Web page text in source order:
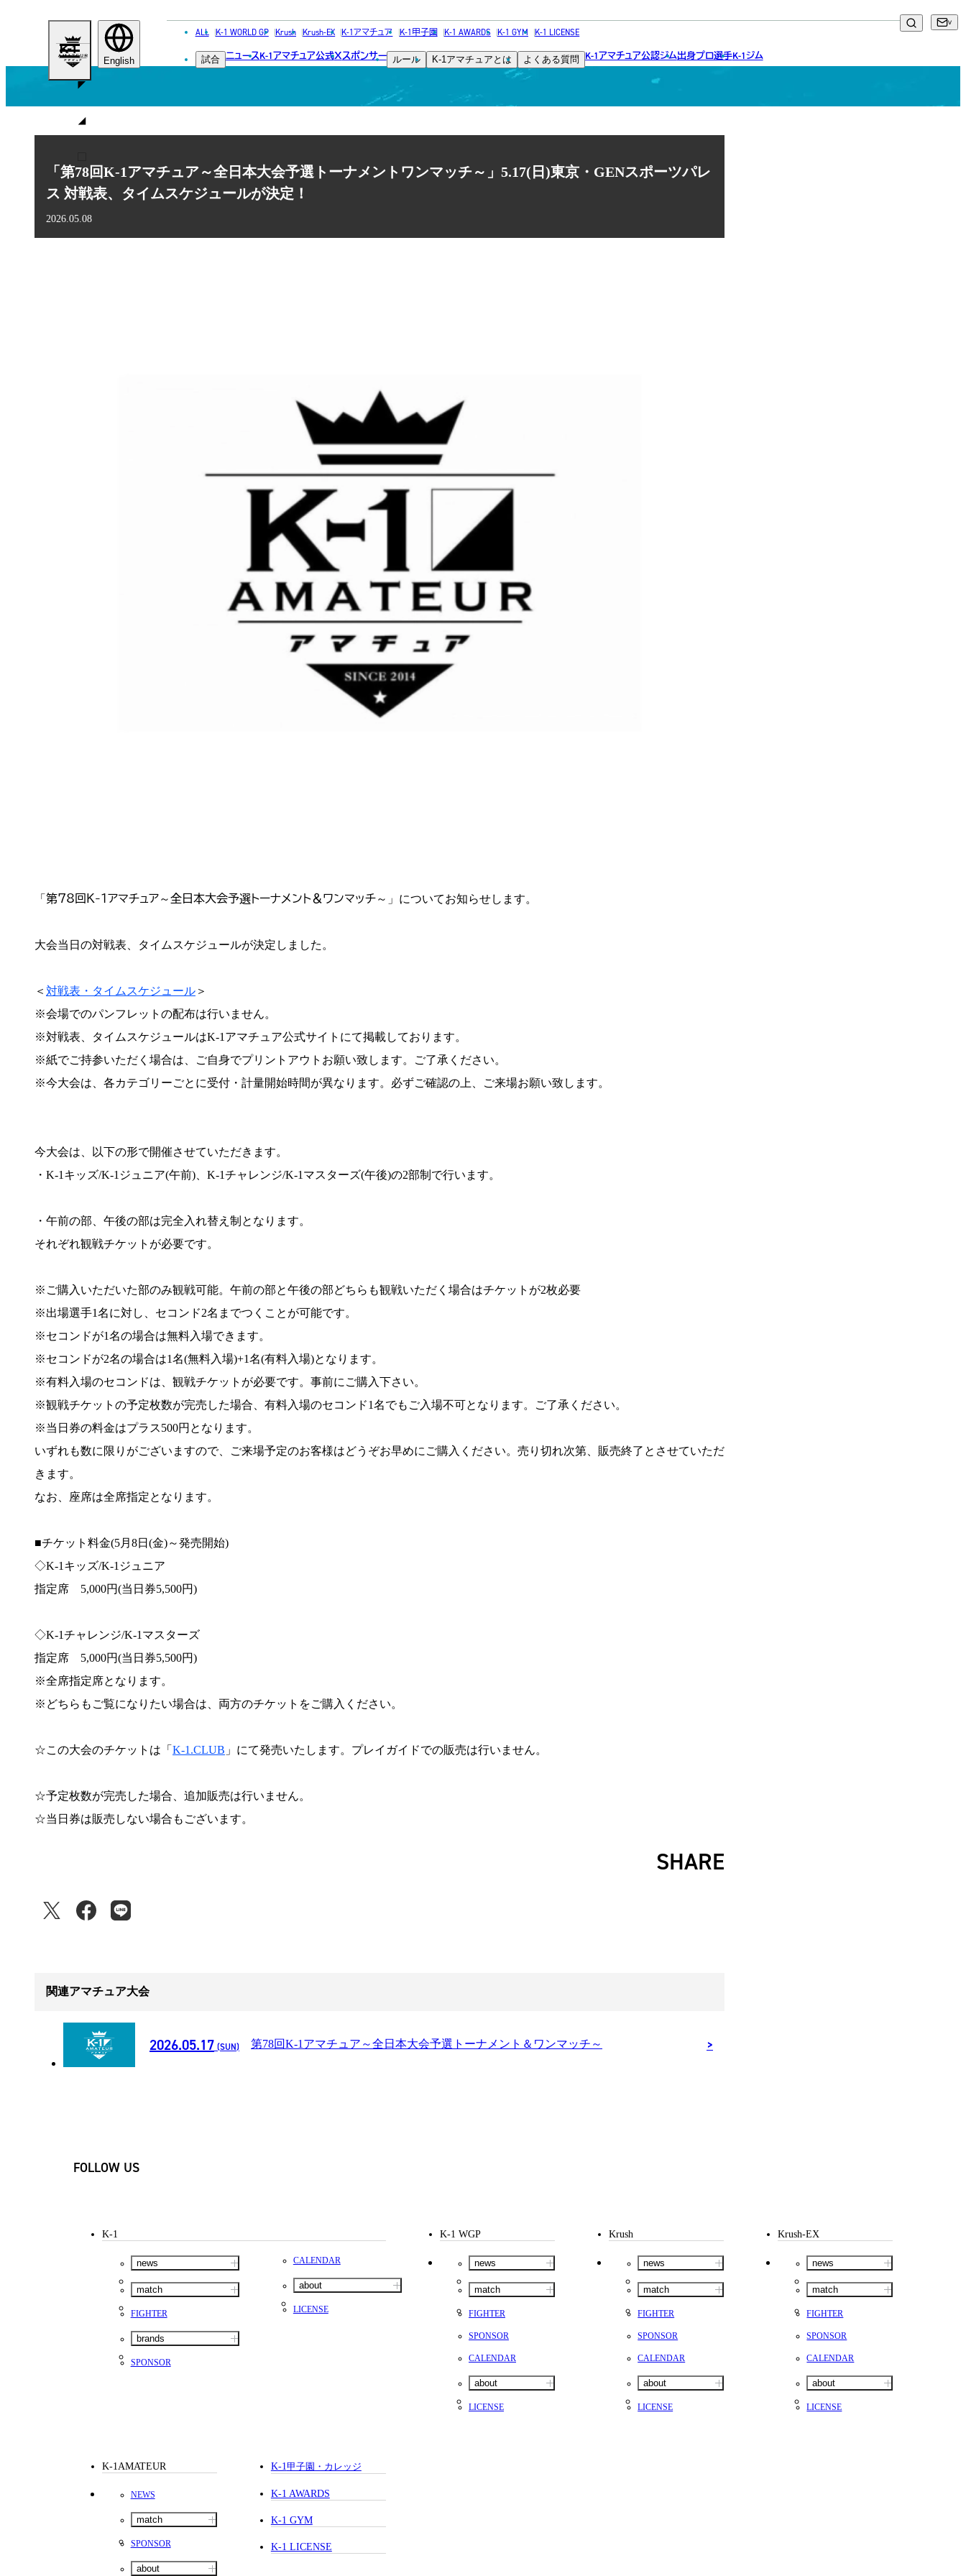
K-
1
マ
チ
ュ
ア
English
ALL K-1 WORLD GP Krush Krush-EX K-1アマチュア K-1甲子園 K-1 AWARDS K-1 GYM K-1 LICENSE
試合 ニュースK-1アマチュア公式Xスポンサー ルール K-1アマチュアとは よくある質問 K-1アマチュア公認ジム出身プロ選手K-1ジム
試合結果・優勝者
アマチュア公認ジム
とは
一覧
X(アマチュア大会)
Instagram(JP)
TikTok(JP)
LINE(JP)
X(En)
Instagram(EN)
weibo(CH)
NEWS
「第78回K-1アマチュア～全日本大会予選トーナメントワンマッチ～」5.17(日)東京・GENスポーツパレ
ス 対戦表、タイムスケジュールが決定！
2026.05.08
「 第78回K-1アマチュア～全日本大会予選トーナメント＆ワンマッチ～ 」についてお知らせします。
大会当日の対戦表、タイムスケジュールが決定しました。
＜ 対戦表・タイムスケジュール ＞
※会場でのパンフレットの配布は行いません。
※対戦表、タイムスケジュールはK-1アマチュア公式サイトにて掲載しております。
※紙でご持参いただく場合は、ご自身でプリントアウトお願い致します。ご了承ください。
※今大会は、各カテゴリーごとに受付・計量開始時間が異なります。必ずご確認の上、ご来場お願い致します。
今大会は、以下の形で開催させていただきます。
・K-1キッズ/K-1ジュニア(午前)、K-1チャレンジ/K-1マスターズ(午後)の2部制で行います。
・午前の部、午後の部は完全入れ替え制となります。
それぞれ観戦チケットが必要です。
※ご購入いただいた部のみ観戦可能。午前の部と午後の部どちらも観戦いただく場合はチケットが2枚必要
※出場選手1名に対し、セコンド2名までつくことが可能です。
※セコンドが1名の場合は無料入場できます。
※セコンドが2名の場合は1名(無料入場)+1名(有料入場)となります。
※有料入場のセコンドは、観戦チケットが必要です。事前にご購入下さい。
※観戦チケットの予定枚数が完売した場合、有料入場のセコンド1名でもご入場不可となります。ご了承ください。
※当日券の料金はプラス500円となります。
いずれも数に限りがございますので、ご来場予定のお客様はどうぞお早めにご購入ください。売り切れ次第、販売終了とさせていただ
きます。
なお、座席は全席指定となります。
■チケット料金(5月8日(金)～発売開始)
◇K-1キッズ/K-1ジュニア
指定席 5,000円(当日券5,500円)
◇K-1チャレンジ/K-1マスターズ
指定席 5,000円(当日券5,500円)
※全席指定席となります。
※どちらもご覧になりたい場合は、両方のチケットをご購入ください。
☆この大会のチケットは「 K-1.CLUB 」にて発売いたします。プレイガイドでの販売は行いません。
☆予定枚数が完売した場合、追加販売は行いません。
☆当日券は販売しない場合もございます。
SHARE
関連アマチュア大会
2026.05.17 (SUN) 第78回K-1アマチュア～全日本大会予選トーナメント＆ワンマッチ～
FOLLOW US
K-1
news
match
FIGHTER
brands
SPONSOR
CALENDAR
about
LICENSE
K-1 WGP
news
match
FIGHTER
SPONSOR
CALENDAR
about
LICENSE
Krush
news
match
FIGHTER
SPONSOR
CALENDAR
about
LICENSE
Krush-EX
news
match
FIGHTER
SPONSOR
CALENDAR
about
LICENSE
K-1AMATEUR
NEWS
match
SPONSOR
about
K-1甲子園・カレッジ
K-1 AWARDS
K-1 GYM
K-1 LICENSE